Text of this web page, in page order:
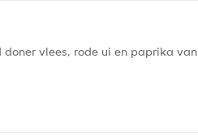
doner vlees, rode ui en paprika van